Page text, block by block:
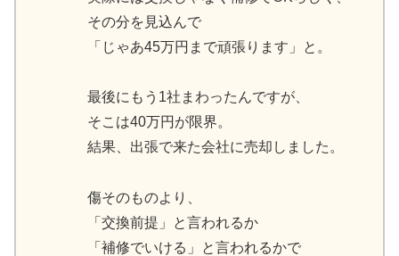
その分を見込んで
「じゃあ45万円まで頑張ります」と。
最後にもう1社まわったんですが、
そこは40万円が限界。
結果、出張で来た会社に売却しました。
傷そのものより、
「交換前提」と言われるか
「補修でいける」と言われるかで